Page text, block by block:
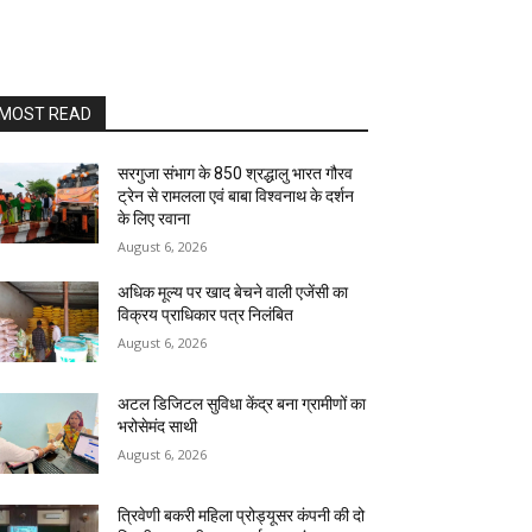
READ
सरगुजा संभाग के 850 श्रद्धालु भारत गौरव
ट्रेन से रामलला एवं बाबा विश्वनाथ के दर्शन
के लिए रवाना
August 6, 2026
अधिक मूल्य पर खाद बेचने वाली एजेंसी का
विक्रय प्राधिकार पत्र निलंबित
August 6, 2026
अटल डिजिटल सुविधा केंद्र बना ग्रामीणों का
भरोसेमंद साथी
August 6, 2026
त्रिवेणी बकरी महिला प्रोड्यूसर कंपनी की दो